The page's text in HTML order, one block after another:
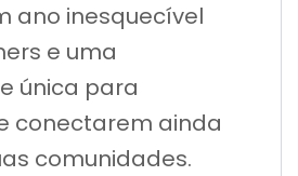
ano inesquecível
e uma
única para
conectarem ainda
comunidades.